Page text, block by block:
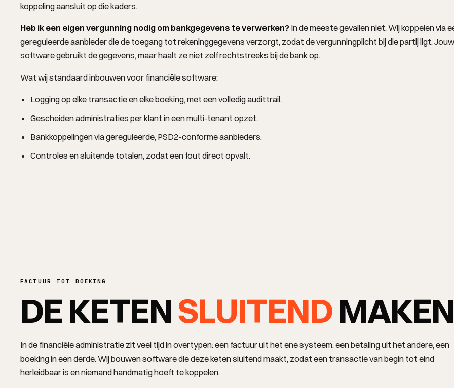
koppeling aansluit op die kaders.
Heb ik een eigen vergunning nodig om bankgegevens te verwerken? In de meeste gevallen niet. Wij koppelen via
gereguleerde aanbieder die de toegang tot rekeninggegevens verzorgt, zodat de vergunningplicht bij die partij ligt. Jouw
software gebruikt de gegevens, maar haalt ze niet zelf rechtstreeks bij de bank op.
Wat wij standaard inbouwen voor financiële software:
Logging op elke transactie en elke boeking, met een volledig audittrail.
Gescheiden administraties per klant in een multi-tenant opzet.
Bankkoppelingen via gereguleerde, PSD2-conforme aanbieders.
Controles en sluitende totalen, zodat een fout direct opvalt.
FACTUUR TOT BOEKING
DE KETENSLUITENDMAKEN
In de financiële administratie zit veel tijd in overtypen: een factuur uit het ene systeem, een betaling uit het andere, een
boeking in een derde. Wij bouwen software die deze keten sluitend maakt, zodat een transactie van begin tot eind
herleidbaar is en niemand handmatig hoeft te koppelen.